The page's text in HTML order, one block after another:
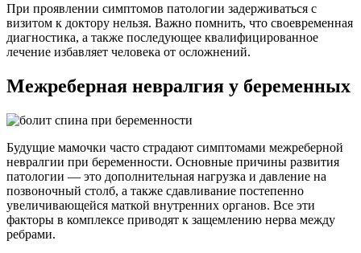
При проявлении симптомов патологии задерживаться с
визитом к доктору нельзя. Важно помнить, что своевременная
диагностика, а также последующее квалифицированное
лечение избавляет человека от осложнений.
Межреберная невралгия у беременных
Будущие мамочки часто страдают симптомами межреберной
невралгии при беременности. Основные причины развития
патологии — это дополнительная нагрузка и давление на
позвоночный столб, а также сдавливание постепенно
увеличивающейся маткой внутренних органов. Все эти
факторы в комплексе приводят к защемлению нерва между
ребрами.